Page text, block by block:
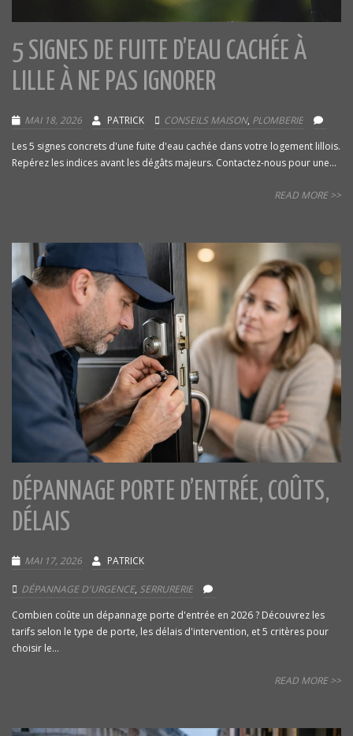
5 SIGNES DE FUITE D’EAU CACHÉE À
LILLE À NE PAS IGNORER
MAI 18, 2026 PATRICK CONSEILS MAISON, PLOMBERIE
Les 5 signes concrets d'une fuite d'eau cachée dans votre logement lillois.
Repérez les indices avant les dégâts majeurs. Contactez-nous pour une...
READ MORE >>
DÉPANNAGE PORTE D’ENTRÉE, COÛTS,
DÉLAIS
MAI 17, 2026 PATRICK
DÉPANNAGE D'URGENCE, SERRURERIE
Combien coûte un dépannage porte d'entrée en 2026 ? Découvrez les
tarifs selon le type de porte, les délais d'intervention, et 5 critères pour
choisir le...
READ MORE >>